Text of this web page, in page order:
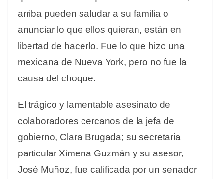
arriba pueden saludar a su familia o
anunciar lo que ellos quieran, están en
libertad de hacerlo. Fue lo que hizo una
mexicana de Nueva York, pero no fue la
causa del choque.
El trágico y lamentable asesinato de
colaboradores cercanos de la jefa de
gobierno, Clara Brugada; su secretaria
particular Ximena Guzmán y su asesor,
José Muñoz, fue calificada por un senador